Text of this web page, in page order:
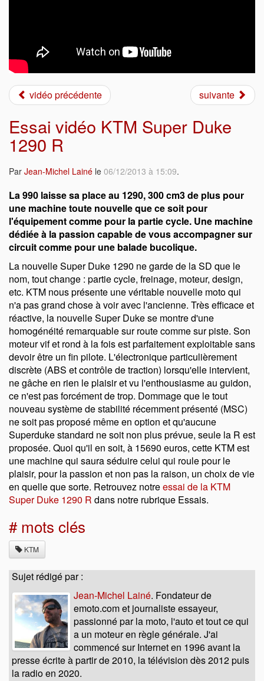
vidéo précédente suivante
Essai vidéo KTM Super Duke
1290 R
Par Jean-Michel Lainé le 06/12/2013 à 15:09.
La 990 laisse sa place au 1290, 300 cm3 de plus pour
une machine toute nouvelle que ce soit pour
l'équipement comme pour la partie cycle. Une machine
dédiée à la passion capable de vous accompagner sur
circuit comme pour une balade bucolique.
La nouvelle Super Duke 1290 ne garde de la SD que le
nom, tout change : partie cycle, freinage, moteur, design,
etc. KTM nous présente une véritable nouvelle moto qui
n'a pas grand chose à voir avec l'ancienne. Très efficace et
réactive, la nouvelle Super Duke se montre d'une
homogénéité remarquable sur route comme sur piste. Son
moteur vif et rond à la fois est parfaitement exploitable sans
devoir être un fin pilote. L'électronique particulièrement
discrète (ABS et contrôle de traction) lorsqu'elle intervient,
ne gâche en rien le plaisir et vu l'enthousiasme au guidon,
ce n'est pas forcément de trop. Dommage que le tout
nouveau système de stabilité récemment présenté (MSC)
ne soit pas proposé même en option et qu'aucune
Superduke standard ne soit non plus prévue, seule la R est
proposée. Quoi qu'il en soit, à 15690 euros, cette KTM est
une machine qui saura séduire celui qui roule pour le
plaisir, pour la passion et non pas la raison, un choix de vie
en quelle que sorte. Retrouvez notreessai de la KTM
Super Duke 1290 R dans notre rubrique Essais.
# mots clés
KTM
Sujet rédigé par :
Jean-Michel Lainé. Fondateur de
emoto.com et journaliste essayeur,
passionné par la moto, l'auto et tout ce qui
a un moteur en règle générale. J'ai
commencé sur Internet en 1996 avant la
presse écrite à partir de 2010, la télévision dès 2012 puis
la radio en 2020.